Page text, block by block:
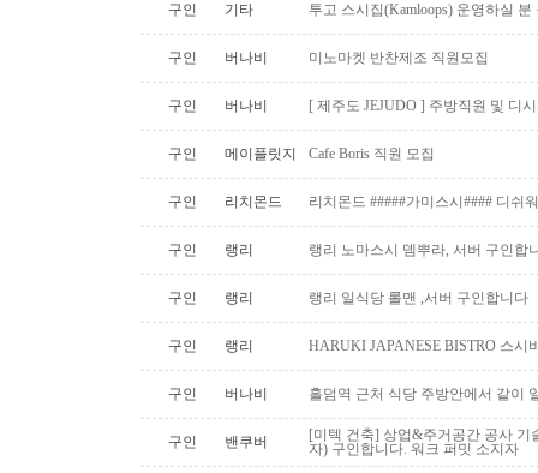
구인 기타 투고 스시집(Kamloops) 운영하실
구인 버나비 미노마켓 반찬제조 직원모집
구인 버나비 [ 제주도 JEJUDO ] 주방직원 및 디
구인 메이플릿지 Cafe Boris 직원 모집
구인 리치몬드 리치몬드 #####가미스시#### 디쉬
구인 랭리 랭리 노마스시 뎀뿌라, 서버 구인합
구인 랭리 랭리 일식당 롤맨 ,서버 구인합니다
구인 랭리 HARUKI JAPANESE BISTRO 스시
구인 버나비 홀덤역 근처 식당 주방안에서 같이
구인 밴쿠버
[미텍 건축] 상업&주거공간 공사
자) 구인합니다. 워크 퍼밋 소지자